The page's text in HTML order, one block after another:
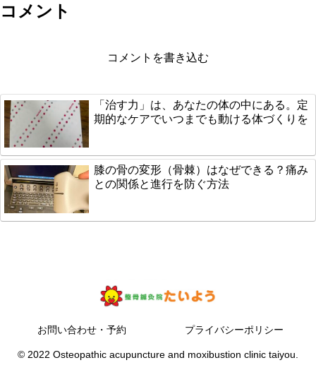
コメント
コメントを書き込む
「治す力」は、あなたの体の中にある。定
期的なケアでいつまでも動ける体づくりを
膝の骨の変形（骨棘）はなぜできる？痛み
との関係と進行を防ぐ方法
お問い合わせ・予約 プライバシーポリシー
© 2022 Osteopathic acupuncture and moxibustion clinic taiyou.